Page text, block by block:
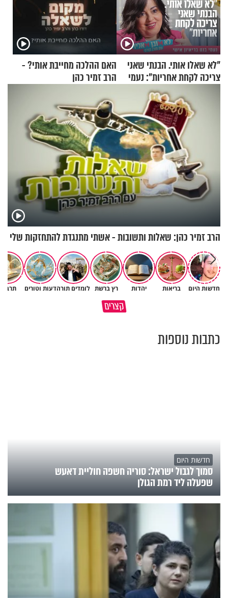
"לא שאלו אותי. הבנתי שאני
צריכה לקחת אחריות": נעמי
בנט בריאיון אישי
האם ההלכה מחייבת אותי? -
הרב זמיר כהן
הרב זמיר כהן: שאלות ותשובות - אשתי מתנגדת להתחזקות שלי
חדשות היום בריאות יהדות רץ ברשת לומדים תורהדעות וטורים
קצרים
לפעמים המערכת מפספסת את
מותר לנשוף על בוטנים כדי
כתבות נוספות
חדשות היום
סמוך לגבול ישראל: סוריה חשפה חוליית דאעש
שפעלה ליד רמת הגולן